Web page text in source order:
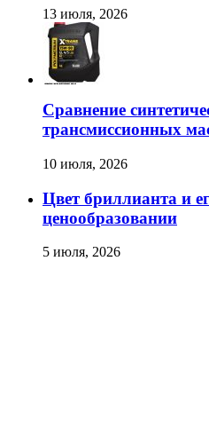
13 июля, 2026
Сравнение
трансмиссионных
10 июля, 2026
Цвет бриллианта и
ценообразовании
5 июля, 2026